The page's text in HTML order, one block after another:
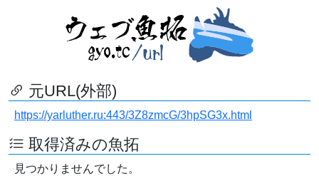
元URL(外部)
https://yarluther.ru:443/3Z8zmcG/3hpSG3x.html
取得済みの魚拓
見つかりませんでした。